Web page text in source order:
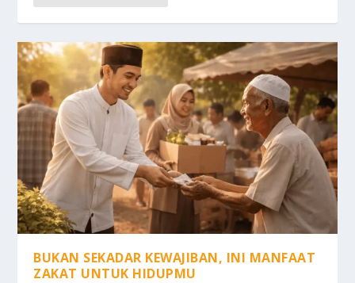
BUKAN SEKADAR KEWAJIBAN, INI MANFAAT
ZAKAT UNTUK HIDUPMU